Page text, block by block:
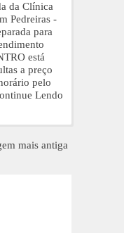
da Clínica
Pedreiras -
para
está
a preço
pelo
Lendo
mais antiga